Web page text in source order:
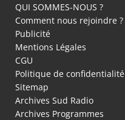
QUI SOMMES-NOUS ?
Comment nous rejoindre ?
Publicité
Mentions Légales
CGU
Politique de confidentialité
Sitemap
Archives Sud Radio
Archives Programmes